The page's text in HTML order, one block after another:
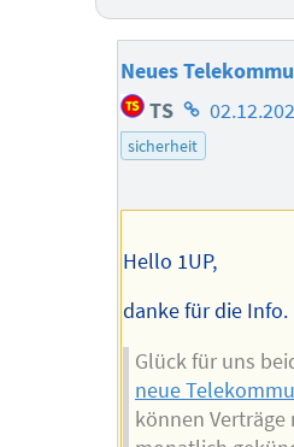
Neues
TS Homepage
des
sicherheit
Hello 1UP,
danke für die
Glück für uns
neue
können